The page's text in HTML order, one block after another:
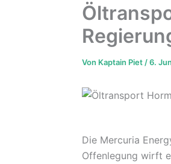
Von Kaptain Piet /6.
Die Mercuria
Offenlegung wirft